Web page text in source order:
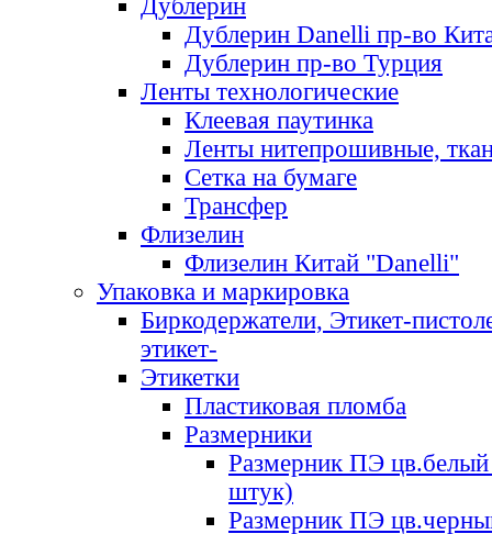
Дублерин
Дублерин Danelli пр-во
Дублерин пр-во Турция
Ленты технологические
Клеевая паутинка
Ленты нитепрошивные,
Сетка на бумаге
Трансфер
Флизелин
Флизелин Китай "Danelli"
Упаковка и маркировка
Биркодержатели, Этикет-
этикет-
Этикетки
Пластиковая пломба
Размерники
Размерник ПЭ цв.белый
штук)
Размерник ПЭ